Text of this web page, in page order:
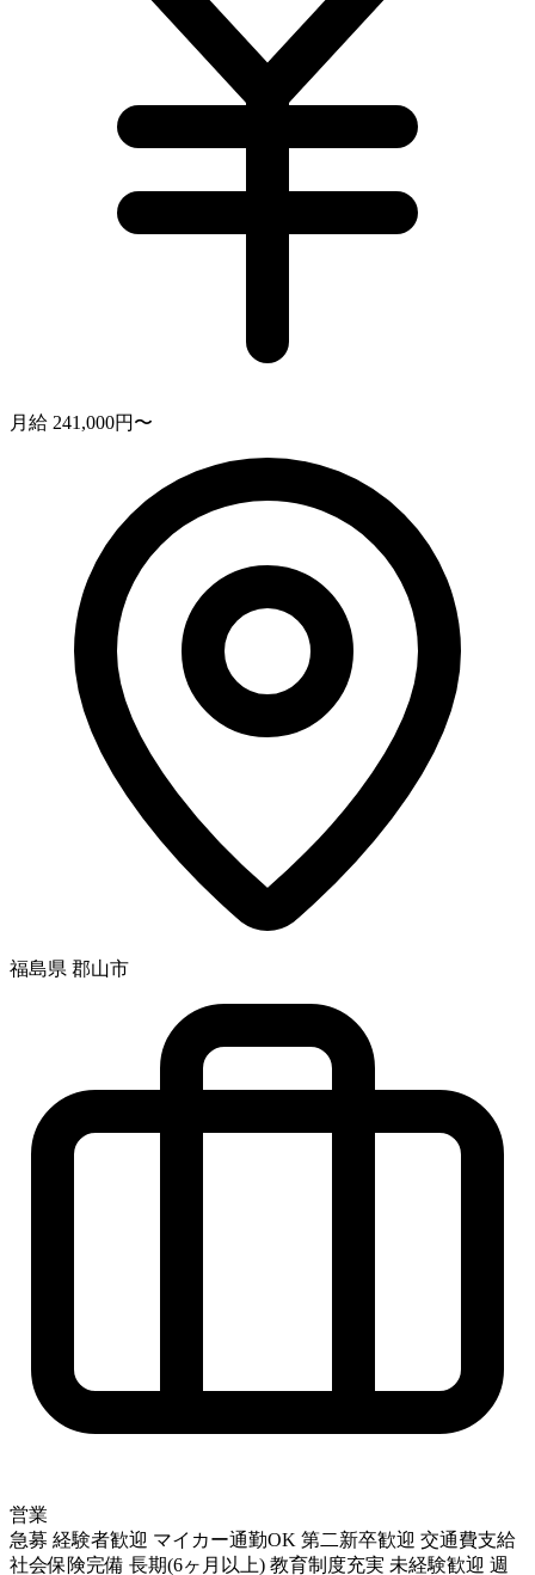
月給 241,000円〜
福島県 郡山市
営業
急募 経験者歓迎 マイカー通勤OK 第二新卒歓迎 交通費支給
社会保険完備 長期(6ヶ月以上) 教育制度充実 未経験歓迎 週